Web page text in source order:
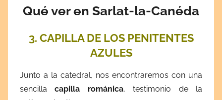
Qué ver en Sarlat-la-Canéda
3. CAPILLA DE LOS PENITENTES
AZULES
Junto a la catedral, nos encontraremos con una
sencillacapilla románica, testimonio de la